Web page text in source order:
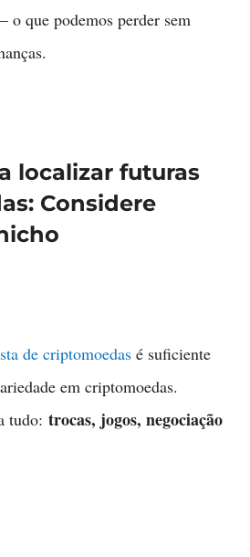
– o que podemos perder sem
localizar futuras
Considere
de criptomoedas é suficiente
em criptomoedas.
tudo: trocas, jogos, negociação